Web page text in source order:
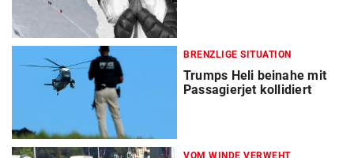
BRENZLIGE SITUATION
Trumps Heli beinahe mit
Passagierjet kollidiert
VOM WINDE VERWEHT